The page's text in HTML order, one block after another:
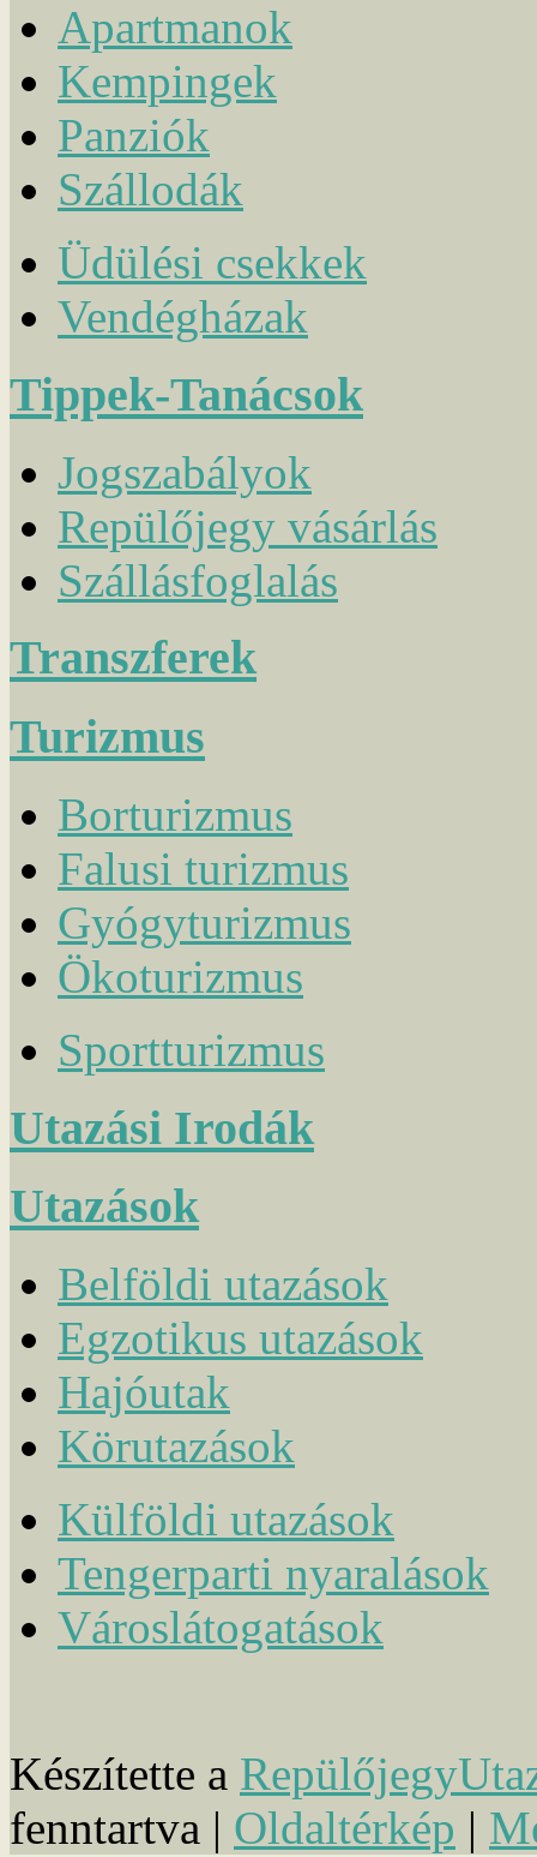
Apartmanok
Kempingek
Panziók
Szállodák
Üdülési csekkek
Vendégházak
Tippek-Tanácsok
Jogszabályok
Repülőjegy vásárlás
Szállásfoglalás
Transzferek
Turizmus
Borturizmus
Falusi turizmus
Gyógyturizmus
Ökoturizmus
Sportturizmus
Utazási Irodák
Utazások
Belföldi utazások
Egzotikus utazások
Hajóutak
Körutazások
Külföldi utazások
Tengerparti nyaralások
Városlátogatások
Készítette a
fenntartva | Oldaltérkép |